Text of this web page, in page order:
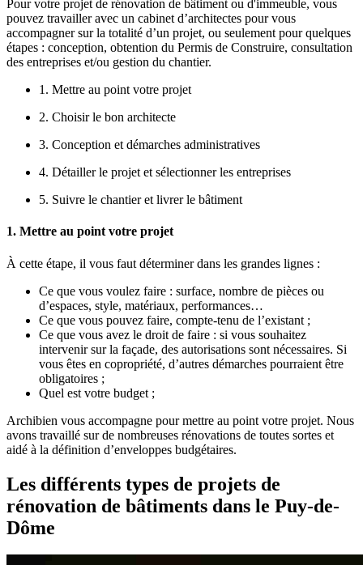
Pour votre projet de rénovation de bâtiment ou d'immeuble, vous
pouvez travailler avec un cabinet d’architectes pour vous
accompagner sur la totalité d’un projet, ou seulement pour quelques
étapes : conception, obtention du Permis de Construire, consultation
des entreprises et/ou gestion du chantier.
1. Mettre au point votre projet
2. Choisir le bon architecte
3. Conception et démarches administratives
4. Détailler le projet et sélectionner les entreprises
5. Suivre le chantier et livrer le bâtiment
1. Mettre au point votre projet
À cette étape, il vous faut déterminer dans les grandes lignes :
Ce que vous voulez faire : surface, nombre de pièces ou
d’espaces, style, matériaux, performances…
Ce que vous pouvez faire, compte-tenu de l’existant ;
Ce que vous avez le droit de faire : si vous souhaitez
intervenir sur la façade, des autorisations sont nécessaires. Si
vous êtes en copropriété, d’autres démarches pourraient être
obligatoires ;
Quel est votre budget ;
Archibien vous accompagne pour mettre au point votre projet. Nous
avons travaillé sur de nombreuses rénovations de toutes sortes et
aidé à la définition d’enveloppes budgétaires.
Les différents types de projets de
rénovation de bâtiments dans le Puy-de-
Dôme